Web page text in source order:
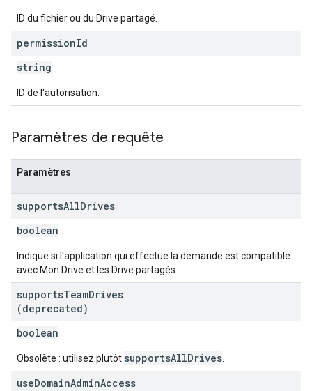
ID du fichier ou du Drive partagé.
permissionId
string
ID de l'autorisation.
Paramètres de requête
Paramètres
supportsAllDrives
boolean
Indique si l'application qui effectue la demande est compatible
avec Mon Drive et les Drive partagés.
supportsTeamDrives
(deprecated)
boolean
Obsolète : utilisez plutôt supportsAllDrives
useDomainAdminAccess